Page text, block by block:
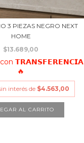
3 PIEZAS NEGRO NEXT
HOME
$13.689,00
con 𝗧𝗥𝗔𝗡𝗦𝗙𝗘𝗥𝗘𝗡𝗖𝗜𝗔
🔥
interés de $4.563,00